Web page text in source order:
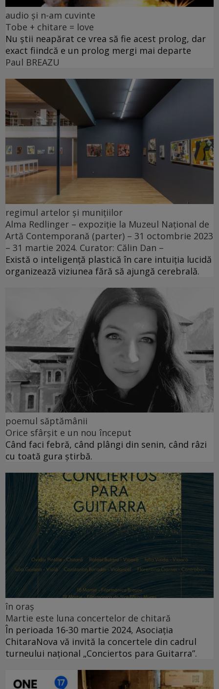
audio și n-am cuvinte
Tobe + chitare = love
Nu știi neapărat ce vrea să fie acest prolog, dar
exact fiindcă e un prolog mergi mai departe
Paul BREAZU
regimul artelor și munițiilor
Alma Redlinger – expoziție la Muzeul Național de
Artă Contemporană (parter) – 31 octombrie 2023
– 31 martie 2024. Curator: Călin Dan –
Există o inteligență plastică în care intuiția lucidă
organizează viziunea fără să ajungă cerebrală.
poemul săptămânii
Orice sfârșit e un nou început
Când faci febră, când plângi din senin, când râzi
cu toată gura știrbă.
în oraș
Martie este luna concertelor de chitară
În perioada 16-30 martie 2024, Asociația
ChitaraNova vă invită la concertele din cadrul
turneului național „Conciertos para Guitarra”.